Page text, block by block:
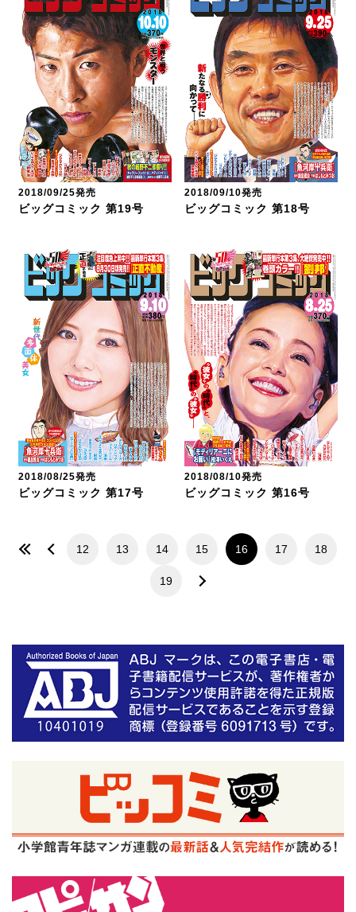
2018/09/25発売
ビッグコミック 第19号
2018/09/10発売
ビッグコミック 第18号
2018/08/25発売
ビッグコミック 第17号
2018/08/10発売
ビッグコミック 第16号
12 13 14 15 16 17 18
19